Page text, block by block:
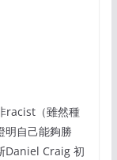
racist（雖然種
明自己能夠勝
Daniel Craig 初